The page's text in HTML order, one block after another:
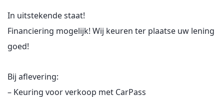
In uitstekende staat!
Financiering mogelijk! Wij keuren ter plaatse uw lening
goed!
Bij aflevering:
– Keuring voor verkoop met CarPass